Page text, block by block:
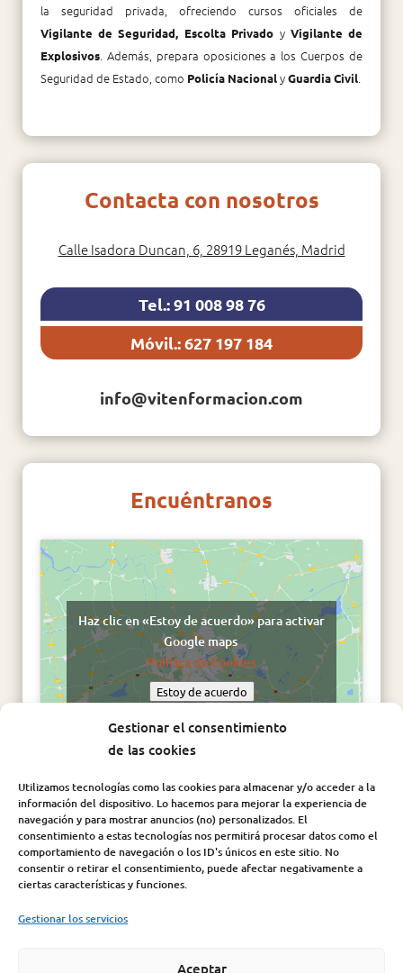
Gestionar el consentimiento
de las cookies
Utilizamos tecnologías como las cookies para almacenar y/o acceder a la
información del dispositivo. Lo hacemos para mejorar la experiencia de
navegación y para mostrar anuncios (no) personalizados. El
consentimiento a estas tecnologías nos permitirá procesar datos como el
comportamiento de navegación o los ID's únicos en este sitio. No
consentir o retirar el consentimiento, puede afectar negativamente a
ciertas características y funciones.
Gestionar los servicios
Aceptar
la seguridad privada, ofreciendo cursos oficiales de
Vigilante de Seguridad, Escolta Privado yVigilante de
Explosivos. Además, prepara oposiciones a los Cuerpos de
Seguridad de Estado, como Policía NacionalyGuardia Civil.
Contacta con nosotros
Calle Isadora Duncan, 6, 28919 Leganés, Madrid
Tel.: 91 008 98 76
Móvil.: 627 197 184
info@vitenformacion.com
Encuéntranos
Haz clic en «Estoy de acuerdo» para activar
Google maps
Política de Cookies
Estoy de acuerdo
Síguenos en: